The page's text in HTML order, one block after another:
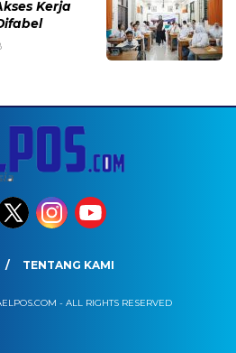
Kerja
TENTANG KAMI
- ALL RIGHTS RESERVED